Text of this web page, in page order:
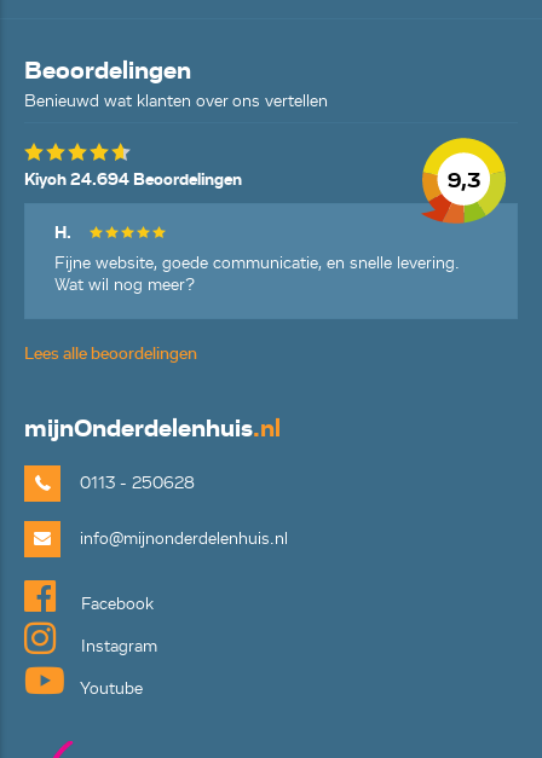
Beoordelingen
Benieuwd wat klanten over ons vertellen
9,3
Kiyoh 24.694 Beoordelingen
H.
Fijne website, goede communicatie, en snelle levering.
Wat wil nog meer?
Lees alle beoordelingen
mijnOnderdelenhuis.nl
0113 - 250628
info@mijnonderdelenhuis.nl
Facebook
Instagram
Youtube